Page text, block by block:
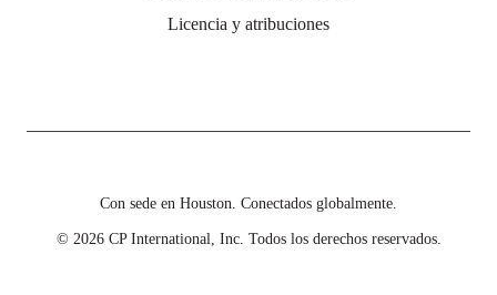
Licencia y atribuciones
© 2026 CP International, Inc. Todos los derechos reservados.
Con sede en Houston. Conectados globalmente.